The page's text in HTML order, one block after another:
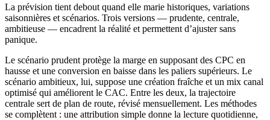
La prévision tient debout quand elle marie historiques, variations
saisonnières et scénarios. Trois versions — prudente, centrale,
ambitieuse — encadrent la réalité et permettent d’ajuster sans
panique.
Le scénario prudent protège la marge en supposant des CPC en
hausse et une conversion en baisse dans les paliers supérieurs. Le
scénario ambitieux, lui, suppose une création fraîche et un mix canal
optimisé qui améliorent le CAC. Entre les deux, la trajectoire
centrale sert de plan de route, révisé mensuellement. Les méthodes
se complètent : une attribution simple donne la lecture quotidienne,